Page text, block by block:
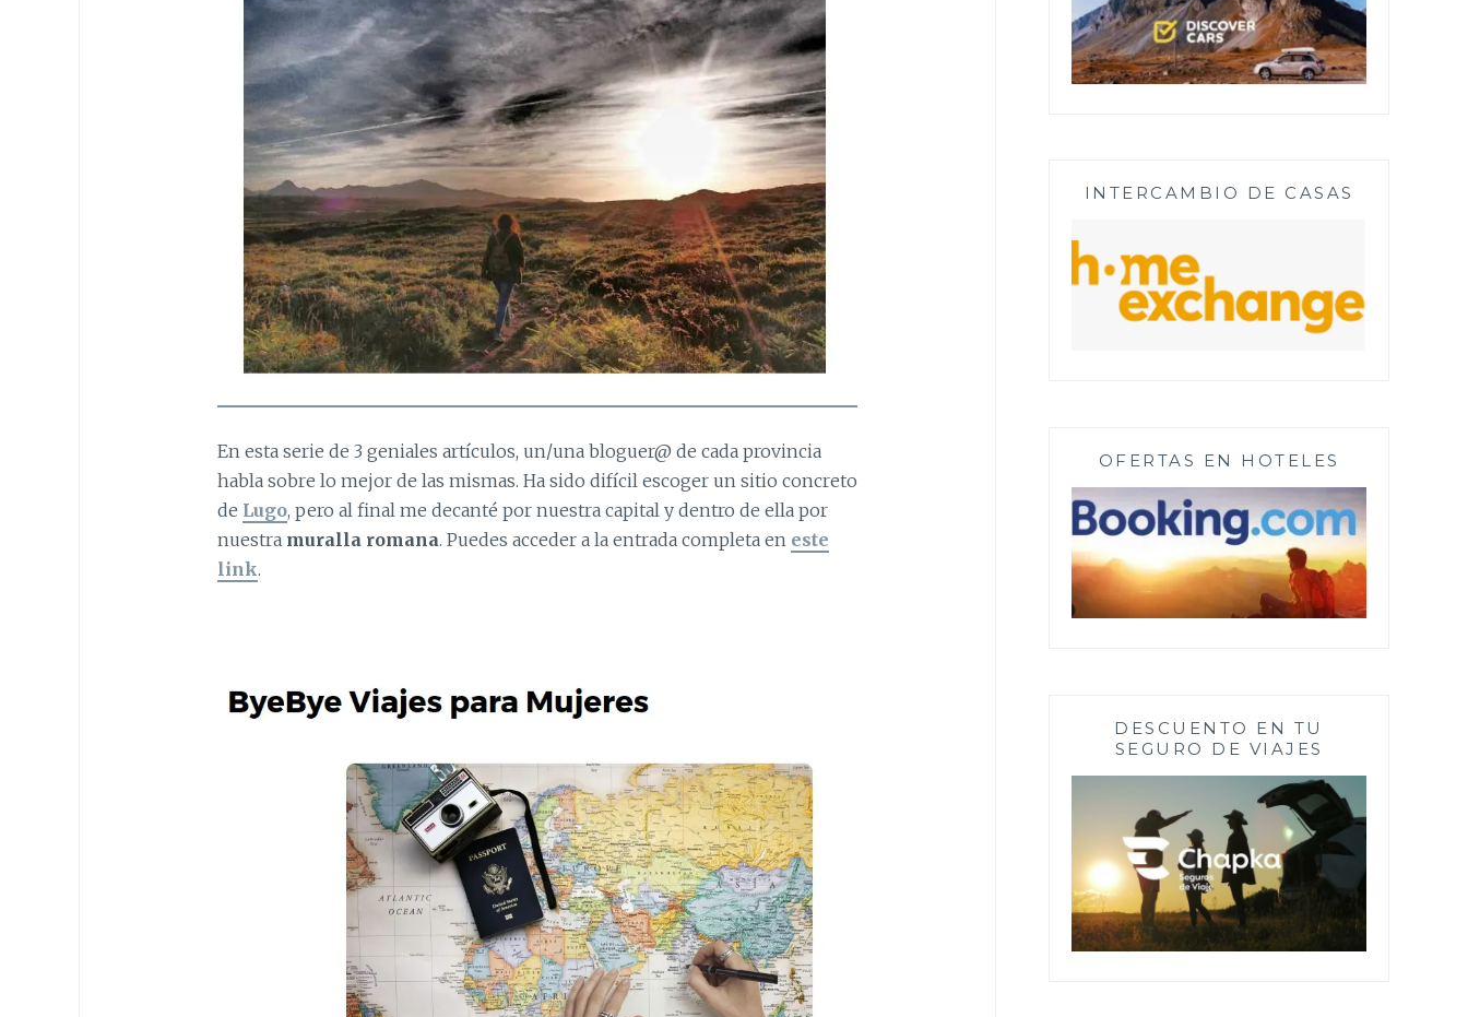
En esta serie de 3 geniales artículos, un/una bloguer@ de cada provincia
habla sobre lo mejor de las mismas. Ha sido difícil escoger un sitio concreto
de Lugo, pero al final me decanté por nuestra capital y dentro de ella por
nuestra muralla romana. Puedes acceder a la entrada completa en este
link.
INTERCAMBIO DE CASAS
OFERTAS EN HOTELES
DESCUENTO EN TU
SEGURO DE VIAJES